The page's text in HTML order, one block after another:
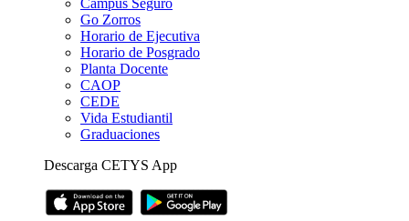
Campus Seguro
Go Zorros
Horario de Ejecutiva
Horario de Posgrado
Planta Docente
CAOP
CEDE
Vida Estudiantil
Graduaciones
Descarga CETYS App